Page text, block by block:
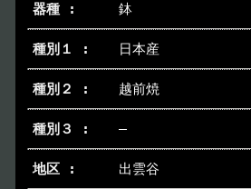
トップページ
鉢
日本産
越前焼
―
出雲谷